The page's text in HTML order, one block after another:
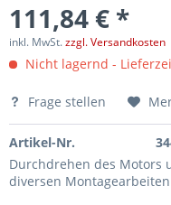
111,84 € *
inkl. MwSt.zzgl. Versandkosten
Nicht lagernd -
Frage stellen
Artikel-Nr.
Durchdrehen des Motors
diversen Montagearbeiten